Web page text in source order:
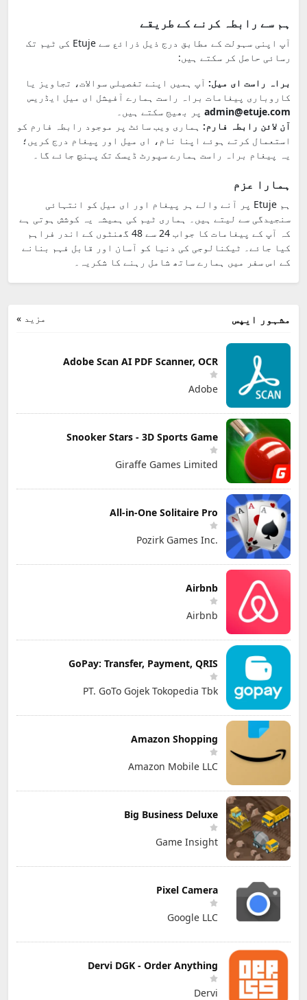
ہم سے رابطہ کرنے کے طریقے
آپ اپنی سہولت کے مطابق درج ذیل ذرائع سے Etuje کی ٹیم تک
رسائی حاصل کر سکتے ہیں:
براہ راست ای میل: آپ ہمیں اپنے تفصیلی سوالات، تجاویز یا
کاروباری پیغامات براہ راست ہمارے آفیشل ای میل ایڈریس
admin@etuje.com پر بھیج سکتے ہیں۔
آن لائن رابطہ فارم: ہماری ویب سائٹ پر موجود رابطہ فارم کو
استعمال کرتے ہوئے اپنا نام، ای میل اور پیغام درج کریں؛
یہ پیغام براہ راست ہمارے سپورٹ ڈیسک تک پہنچ جائے گا۔
ہمارا عزم
ہم Etuje پر آنے والے ہر پیغام اور ای میل کو انتہائی
سنجیدگی سے لیتے ہیں۔ ہماری ٹیم کی ہمیشہ یہ کوشش ہوتی ہے
کہ آپ کے پیغامات کا جواب 24 سے 48 گھنٹوں کے اندر فراہم
کیا جائے۔ ٹیکنالوجی کی دنیا کو آسان اور قابل فہم بنانے
کے اس سفر میں ہمارے ساتھ شامل رہنے کا شکریہ۔
مزید » مشہور ایپس
Adobe Scan AI PDF Scanner, OCR
Adobe
Snooker Stars - 3D Sports Game
Giraffe Games Limited
All-in-One Solitaire Pro
Pozirk Games Inc.
Airbnb
Airbnb
GoPay: Transfer, Payment, QRIS
PT. GoTo Gojek Tokopedia Tbk
Amazon Shopping
Amazon Mobile LLC
Big Business Deluxe
Game Insight
Pixel Camera
Google LLC
Dervi DGK - Order Anything
Dervi